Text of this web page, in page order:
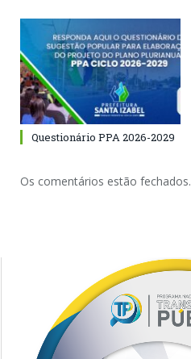
Questionário PPA 2026-2029
Os comentários estão fechados.